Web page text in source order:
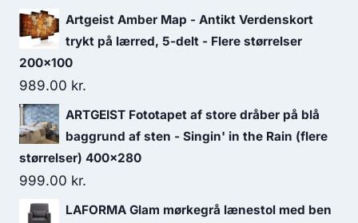
Artgeist Amber Map - Antikt Verdenskort
trykt på lærred, 5-delt - Flere størrelser
200x100
989.00 kr.
ARTGEIST Fototapet af store dråber på blå
baggrund af sten - Singin' in the Rain (flere
størrelser) 400x280
999.00 kr.
LAFORMA Glam mørkegrå lænestol med ben